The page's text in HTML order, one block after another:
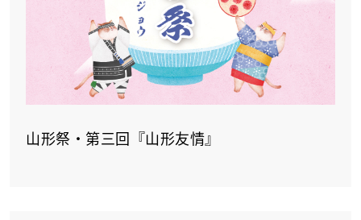
山形祭‧第三回『山形友情』